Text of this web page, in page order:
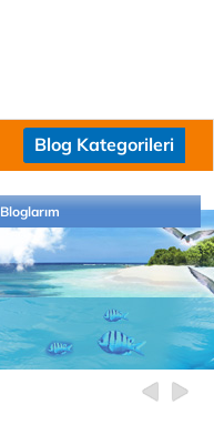
Blog Kategorileri
Bloglarım